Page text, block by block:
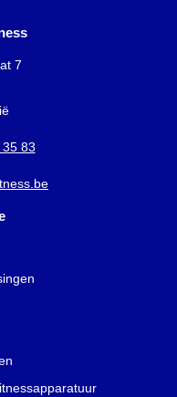
7
83